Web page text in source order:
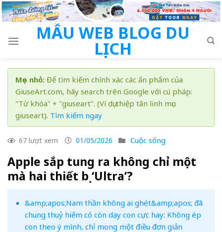
Skip
to
MẪU WEB BLOG DU
LỊCH
Mẹo nhỏ: Để tìm kiếm chính xác các ấn phẩm của
GiuseArt.com, hãy search trên Google với cú pháp:
"Từ khóa" + "giuseart". (Ví dụ: thiệp tân linh mục
giuseart). Tìm kiếm ngay
67 lượt xem 01/05/2026 Cuộc sống
Apple sắp tung ra không chỉ một
mà hai thiết bị ‘Ultra’?
&amp;apos;Nam thần không ai ghét&amp;apos; đã
chung thuỷ hiếm có còn dạy con cực hay: Không ép
con theo ý mình, chỉ mong một điều đơn giản